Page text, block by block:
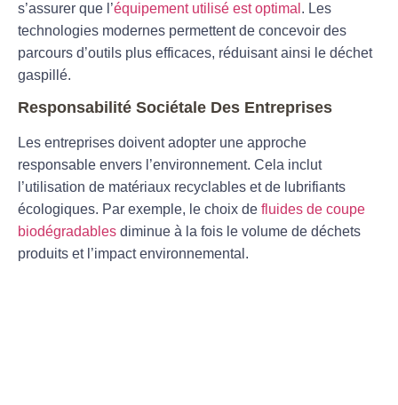
s’assurer que l’équipement utilisé est optimal . Les
technologies modernes permettent de concevoir des
parcours d’outils plus efficaces, réduisant ainsi le déchet
gaspillé.
Responsabilité Sociétale Des Entreprises
Les entreprises doivent adopter une approche
responsable envers l’environnement. Cela inclut
l’utilisation de matériaux recyclables et de lubrifiants
écologiques. Par exemple, le choix de fluides de coupe
biodégradables diminue à la fois le volume de déchets
produits et l’impact environnemental.